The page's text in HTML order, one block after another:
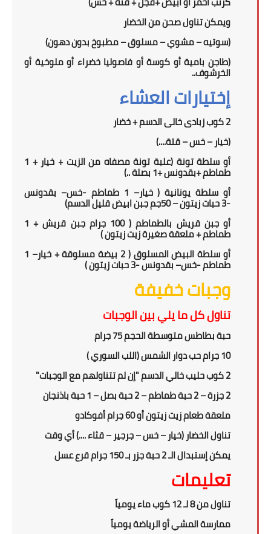
ويمكن تناولصحنمن الخضار
(سوتيه – مشوي – مسلوق – مطبوخ بدون دهون)
(طاجن بامية أو كوسة أو فاصوليا خضراء أو ملوخية أو
الخرشوف..
إختيارات العشاء
2 كوب زبادى خالى الدسم +خضار
(خيار – خس – قتة....
)
أو
سلطة تونة (علبة تونة مصفاه من الزيت + خيار + 1
طماطم +بقدونس +1 بصلة ..)
أو سلطة يونانية (خيار– 1 طماطم -خس– بقدونس
-
3حبات زيتون – 50جم جبن ابيض قليل الدسم)
أو جبن قريش بالطماطم ( 100 جرام جبن قريش + 1
طماطم + ملعقة صغيرة زيت زيتون )
أو سلطة البيض المسلوق ( 2 بيضة مسلوقة + خيار
–
1
طماطم-خس– بقدونس -3حبات زيتون)
وجبات خفيفة
تناول كل ما يلي بين الوجبات
حبة بطاطس متوسطة الحجم 75 جرام
10 جرام حب دوار الشمس (اللب السوري )
2كوب حليب خالي الدسم "إن لم تتناولهم مع الوجبات"
2 جزرة – 2 حبة طماطم – 2 حبة بصل – 1 حبة باذنجان
ملعقة طعام زيت زيتون أو 60 جرام أفوكادو
تناول الخضار (خيار – خس – جرجير – قثاء ....) أي وقت
يمكن إستبدال الـ 2 حبة جزر بـ 150 جرام قرع عسل
تعليمات
تناول من 8 لـ 12 كوب ماء يومياً
ممارسة المشي أو الرياضة يومياً